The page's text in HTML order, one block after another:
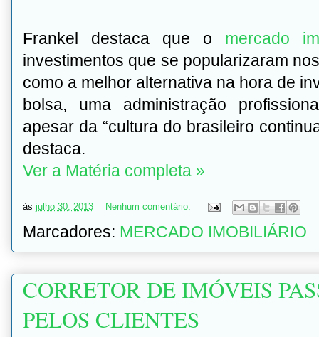
Frankel destaca que o mercado
investimentos que se popularizaram
como a melhor alternativa na hora de
bolsa, uma administração
apesar da “cultura do brasileiro
destaca.
Ver a Matéria completa »
às julho 30, 2013 Nenhum comentário:
Marcadores: MERCADO IMOBILIÁRIO
CORRETOR DE IMÓVEIS
PELOS CLIENTES